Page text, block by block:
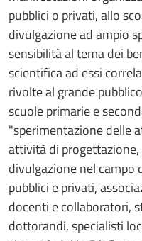
pubblici o privati, allo
divulgazione ad ampio
sensibilità al tema dei
scientifica ad essi
rivolte al grande
scuole primarie e
"sperimentazione delle
attività di
divulgazione nel campo
pubblici e privati,
docenti e collaboratori,
dottorandi, specialisti